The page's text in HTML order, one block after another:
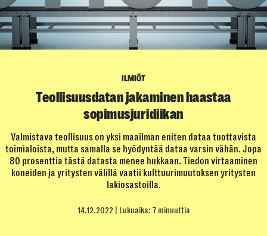
ILMIÖT
Teollisuusdatan jakaminen haastaa
sopimusjuridiikan
Valmistava teollisuus on yksi maailman eniten dataa tuottavista
toimialoista, mutta samalla se hyödyntää dataa varsin vähän. Jopa
80 prosenttia tästä datasta menee hukkaan. Tiedon virtaaminen
koneiden ja yritysten välillä vaatii kulttuurimuutoksen yritysten
lakiosastoilla.
14.12.2022 | Lukuaika: 7 minuuttia